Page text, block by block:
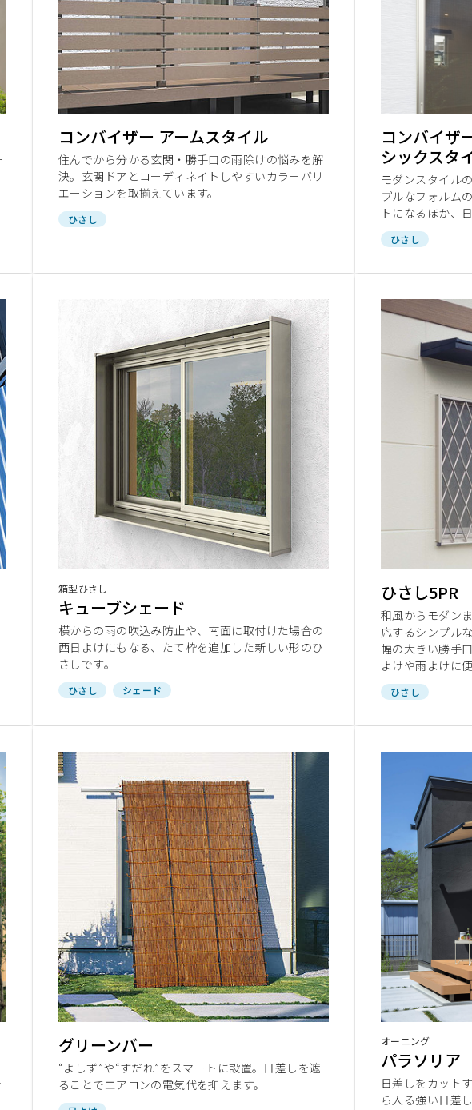
ショールーム展示商品検索
コンバイザー アームスタイル
住んでから分かる玄関・勝手口の雨除けの悩みを解
決。玄関ドアとコーディネイトしやすいカラーバリ
エーションを取揃えています。
ひさし
コンバイザ
シックスタ
モダンスタイル
プルなフォルム
トになるほか、
ひさし
箱型ひさし
キューブシェード
横からの雨の吹込み防止や、南面に取付けた場合の
西日よけにもなる、たて枠を追加した新しい形のひ
さしです。
ひさし シェード
ひさし5PR
和風からモダン
応するシンプル
幅の大きい勝手
よけや雨よけに便
ひさし
グリーンバー
“よしず”や“すだれ”をスマートに設置。日差しを遮
ることでエアコンの電気代を抑えます。
オーニング
パラソリア
日差しをカット
ら入る強い日差